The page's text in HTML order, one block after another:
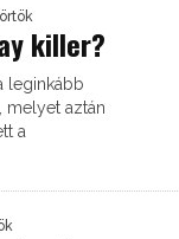
killer?
leginkább
melyet aztán
a